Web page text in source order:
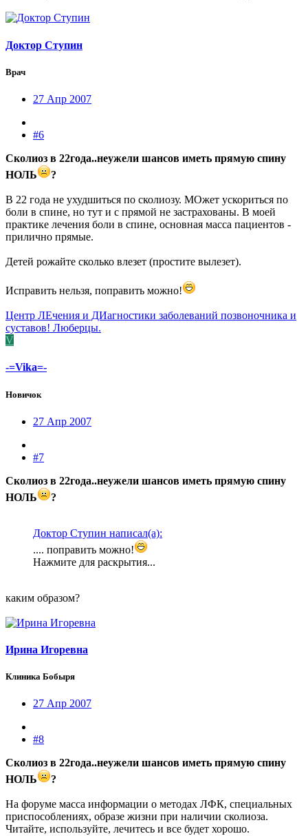
Доктор Ступин
Врач
27 Апр 2007
#6
Сколиоз в 22года..неужели шансов иметь прямую спину
НОЛЬ
?
В 22 года не ухудшиться по сколиозу. МОжет ускориться по
боли в спине, но тут и с прямой не застрахованы. В моей
практике лечения боли в спине, основная масса пациентов -
прилично прямые.
Детей рожайте сколько влезет (простите вылезет).
Исправить нельзя, поправить можно!
Центр ЛЕчения и ДИагностики заболеваний позвоночника и
суставов! Люберцы.
V
-=Vika=-
Новичок
27 Апр 2007
#7
Сколиоз в 22года..неужели шансов иметь прямую спину
НОЛЬ
?
Доктор Ступин написал(а):
.... поправить можно!
Нажмите для раскрытия...
каким образом?
Ирина Игоревна
Клиника Бобыря
27 Апр 2007
#8
Сколиоз в 22года..неужели шансов иметь прямую спину
НОЛЬ
?
На форуме масса информации о методах ЛФК, специальных
приспособлениях, образе жизни при наличии сколиоза.
Читайте, используйте, лечитесь и все будет хорошо.